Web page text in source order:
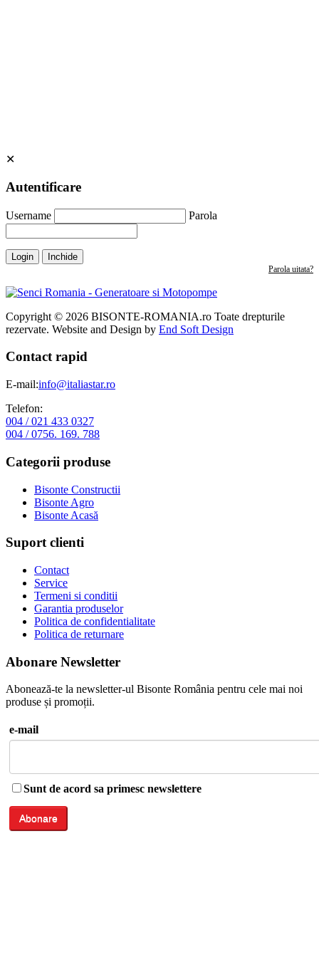
✕
Autentificare
Username Parola
Login Inchide
Parola uitata?
Copyright © 2026 BISONTE-ROMANIA.ro Toate drepturile
rezervate. Website and Design by End Soft Design
Contact rapid
E-mail:info@italiastar.ro
Telefon:
004 / 021 433 0327
004 / 0756. 169. 788
Categorii produse
Bisonte Constructii
Bisonte Agro
Bisonte Acasă
Suport clienti
Contact
Service
Termeni si conditii
Garantia produselor
Politica de confidentialitate
Politica de returnare
Abonare Newsletter
Abonează-te la newsletter-ul Bisonte România pentru cele mai noi
produse și promoții.
e-mail
Sunt de acord sa primesc newslettere